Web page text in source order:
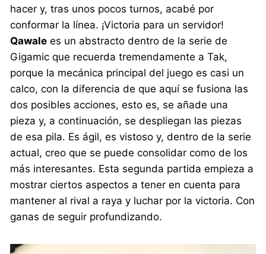
hacer y, tras unos pocos turnos, acabé por
conformar la línea. ¡Victoria para un servidor!
Qawale es un abstracto dentro de la serie de
Gigamic que recuerda tremendamente a Tak,
porque la mecánica principal del juego es casi un
calco, con la diferencia de que aquí se fusiona las
dos posibles acciones, esto es, se añade una
pieza y, a continuación, se despliegan las piezas
de esa pila. Es ágil, es vistoso y, dentro de la serie
actual, creo que se puede consolidar como de los
más interesantes. Esta segunda partida empieza a
mostrar ciertos aspectos a tener en cuenta para
mantener al rival a raya y luchar por la victoria. Con
ganas de seguir profundizando.